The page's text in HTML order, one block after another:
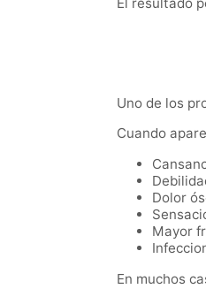
Uno de los
Cuando
Dolor
Mayor
En muchos